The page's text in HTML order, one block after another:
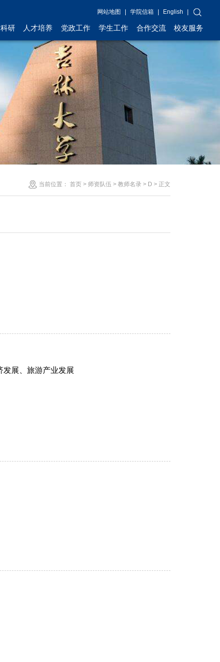
网站地图 学院信箱 English
研 人才培养 党政工作 学生工作 合作交流 校友服务
当前位置：首页 > 师资队伍 >教师名录 > D > 正文
发展、旅游产业发展